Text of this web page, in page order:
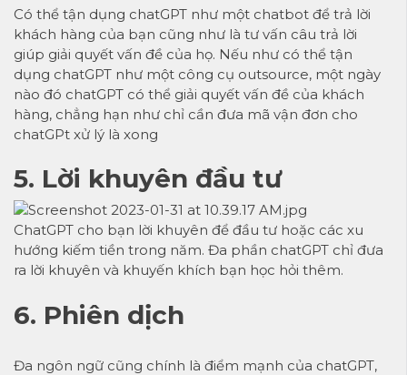
Có thể tận dụng chatGPT như một chatbot để trả lời
khách hàng của bạn cũng như là tư vấn câu trả lời
giúp giải quyết vấn đề của họ. Nếu như có thể tận
dụng chatGPT như một công cụ outsource, một ngày
nào đó chatGPT có thể giải quyết vấn đề của khách
hàng, chẳng hạn như chỉ cần đưa mã vận đơn cho
chatGPt xử lý là xong
5. Lời khuyên đầu tư
ChatGPT cho bạn lời khuyên để đầu tư hoặc các xu
hướng kiếm tiền trong năm. Đa phần chatGPT chỉ đưa
ra lời khuyên và khuyến khích bạn học hỏi thêm.
6. Phiên dịch
Đa ngôn ngữ cũng chính là điểm mạnh của chatGPT,